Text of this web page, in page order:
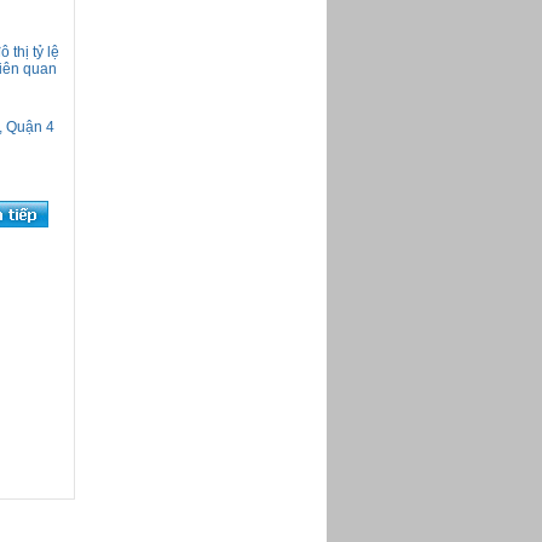
thị tỷ lệ
quan
Quận 4